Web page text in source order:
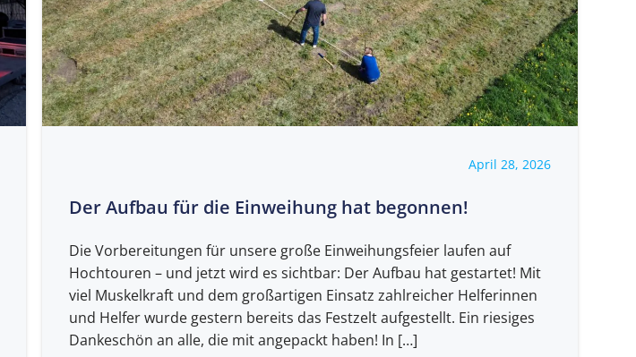
April 28, 2026
Der Aufbau für die Einweihung hat begonnen!
Die Vorbereitungen für unsere große Einweihungsfeier laufen auf
Hochtouren – und jetzt wird es sichtbar: Der Aufbau hat gestartet! Mit
viel Muskelkraft und dem großartigen Einsatz zahlreicher Helferinnen
und Helfer wurde gestern bereits das Festzelt aufgestellt. Ein riesiges
Dankeschön an alle, die mit angepackt haben! In […]